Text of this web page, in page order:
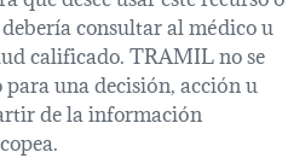
consultar al médico u
calificado. TRAMIL no se
para una decisión, acción u
de la información